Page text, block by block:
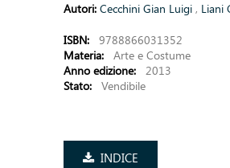
Autori: Cecchini Gian Luigi , Liani
ISBN: 9788866031352
Materia:
Arte e Costume
Anno edizione:
2013
Stato:
Vendibile
INDICE